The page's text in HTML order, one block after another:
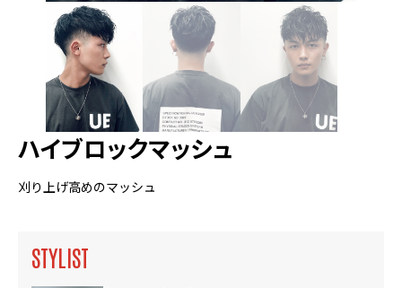
ハイブロックマッシュ
刈り上げ高めのマッシュ
STYLIST